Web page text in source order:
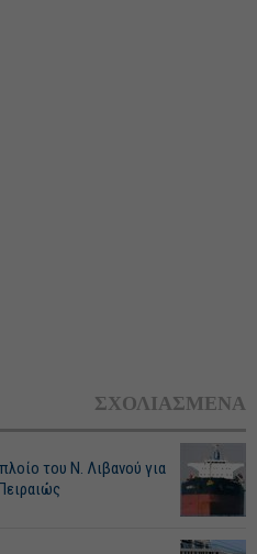
ΣΧΟΛΙΑΣΜΕΝΑ
του Ν. Λιβανού για